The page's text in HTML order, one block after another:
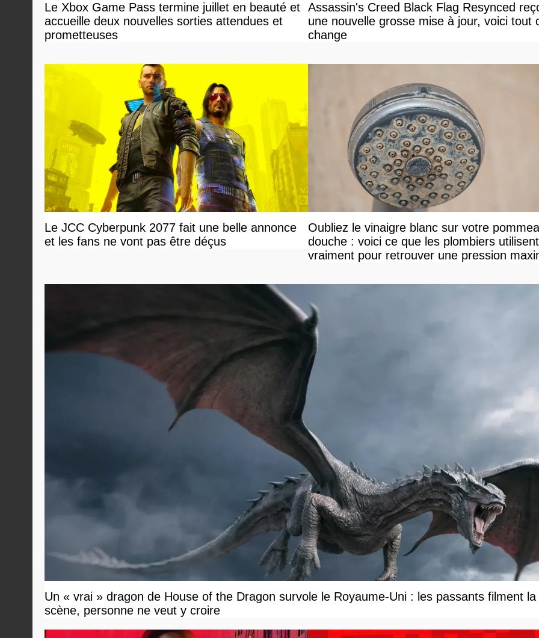
Le Xbox Game Pass termine juillet en beauté et
accueille deux nouvelles sorties attendues et
prometteuses
Assassin's Creed Black Flag Resynced
une nouvelle grosse mise à jour, voici tout
change
Le JCC Cyberpunk 2077 fait une belle annonce
et les fans ne vont pas être déçus
Oubliez le vinaigre blanc sur votre
douche : voici ce que les plombiers utilisent
vraiment pour retrouver une pression
Un « vrai » dragon de House of the Dragon survole le Royaume-Uni : les passants filment la
scène, personne ne veut y croire